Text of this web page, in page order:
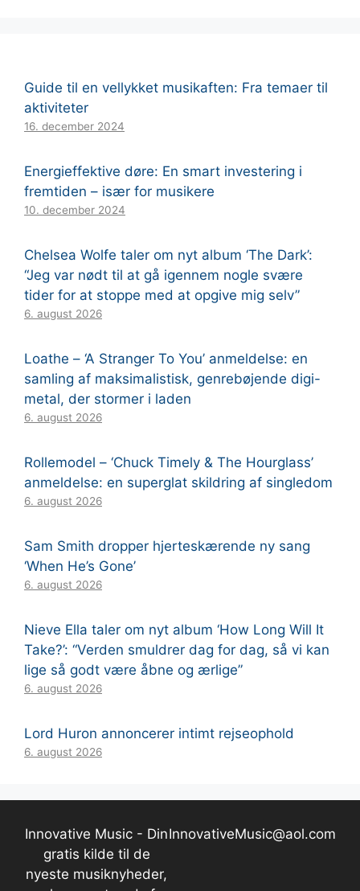
Guide til en vellykket musikaften: Fra temaer til
aktiviteter
16. december 2024
Energieffektive døre: En smart investering i
fremtiden – især for musikere
10. december 2024
Chelsea Wolfe taler om nyt album ‘The Dark’:
“Jeg var nødt til at gå igennem nogle svære
tider for at stoppe med at opgive mig selv”
6. august 2026
Loathe – ‘A Stranger To You’ anmeldelse: en
samling af maksimalistisk, genrebøjende digi-
metal, der stormer i laden
6. august 2026
Rollemodel – ‘Chuck Timely & The Hourglass’
anmeldelse: en superglat skildring af singledom
6. august 2026
Sam Smith dropper hjerteskærende ny sang
‘When He’s Gone’
6. august 2026
Nieve Ella taler om nyt album ‘How Long Will It
Take?’: “Verden smuldrer dag for dag, så vi kan
lige så godt være åbne og ærlige”
6. august 2026
Lord Huron annoncerer intimt rejseophold
6. august 2026
Innovative Music - Din
gratis kilde til de
nyeste musiknyheder,
InnovativeMusic@aol.com